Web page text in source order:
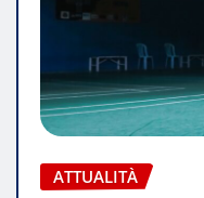
ATTUALITÀ